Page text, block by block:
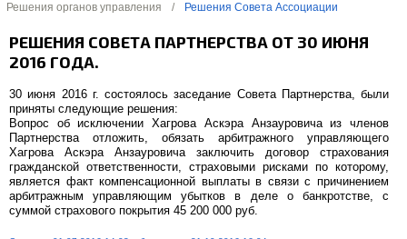
Решения органов управления
/ Решения Совета Ассоциации
РЕШЕНИЯ СОВЕТА ПАРТНЕРСТВА ОТ 30 ИЮНЯ
2016 ГОДА.
30 июня 2016 г. состоялось заседание Совета Партнерства, были
приняты следующие решения:
Вопрос об исключении Хагрова Аскэра Анзауровича из членов
Партнерства отложить, обязать арбитражного управляющего
Хагрова Аскэра Анзауровича заключить договор страхования
гражданской ответственности, страховыми рисками по которому,
является факт компенсационной выплаты в связи с причинением
арбитражным управляющим убытков в деле о банкротстве, с
суммой страхового покрытия 45 200 000 руб.